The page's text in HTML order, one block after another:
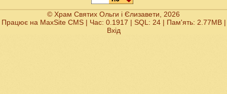
© Храм Святих Ольги і Єлизавети, 2026
Працює на MaxSite CMS| Час: 0.1917 | SQL: 24 | Пам'ять: 2.77MB|
Вхід